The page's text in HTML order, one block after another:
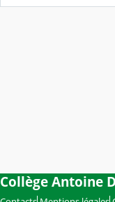
Collège Antoine